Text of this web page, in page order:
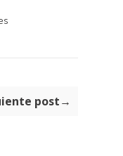
post→